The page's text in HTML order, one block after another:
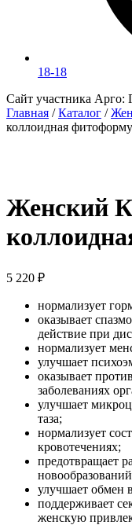
18-18
Сайт участника Арго:
Главная / Каталог /
коллоидная
Женский
5 220 ₽
нормализует
оказывает
действие при
нормализует
улучшает
оказывает
заболеваниях
улучшает
таза;
нормализует
кровотечениях;
предотвращает
улучшает обмен
поддерживает
женскую